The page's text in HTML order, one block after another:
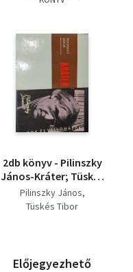
2db könyv - Pilinszky
János-Kráter; Tüskés
Tibor-Pilinszky János
Pilinszky János
Tüskés Tibor
Előjegyezhető